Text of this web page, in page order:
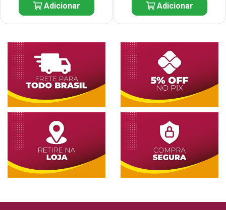
Adicionar Adicionar